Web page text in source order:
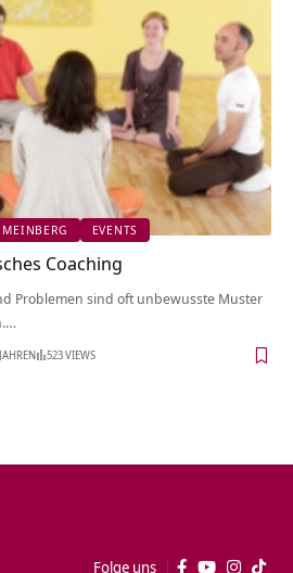
EVENTS
Coaching
Problemen sind oft unbewusste Muster
523 VIEWS
Folge uns